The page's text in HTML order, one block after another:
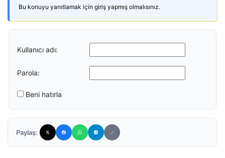
Bu konuyu yanıtlamak için giriş yapmış olmalısınız.
Kullanıcı adı:
Parola:
Beni hatırla
Paylaş: